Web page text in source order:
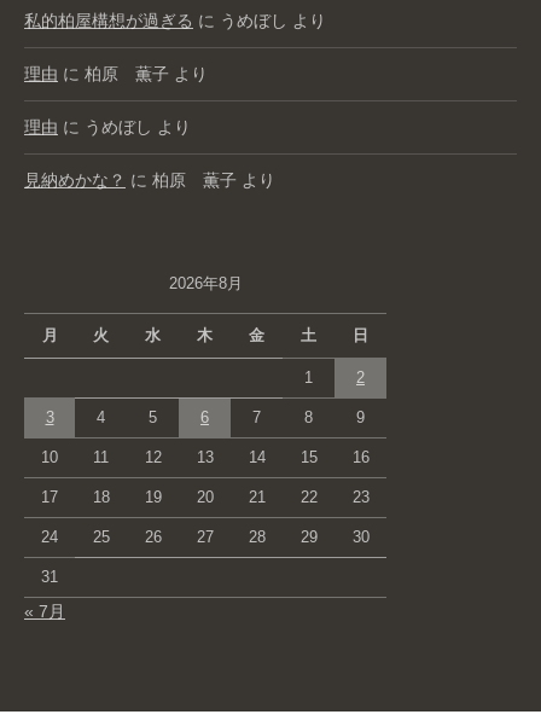
私的柏屋構想が過ぎる に うめぼし より
理由 に 柏原 薫子 より
理由 に うめぼし より
見納めかな？ に 柏原 薫子 より
2026年8月
月 火 水 木 金 土 日
1 2
3 4 5 6 7 8 9
10 11 12 13 14 15 16
17 18 19 20 21 22 23
24 25 26 27 28 29 30
31
« 7月